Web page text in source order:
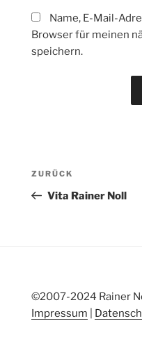
Name, E-Mail-
Browser für meinen
speichern.
Vorheriger
Beitrag
ZURÜCK
Vita Rainer Noll
©2007-2024 Rainer
Impressum